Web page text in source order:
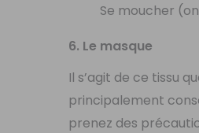
Se moucher
6. Le masque
Il s’agit de ce tissu
principalement
prenez des